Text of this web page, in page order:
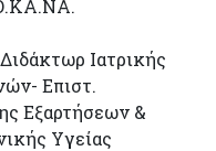
Ιατρικής
Επιστ.
Εξαρτήσεων &
Υγείας